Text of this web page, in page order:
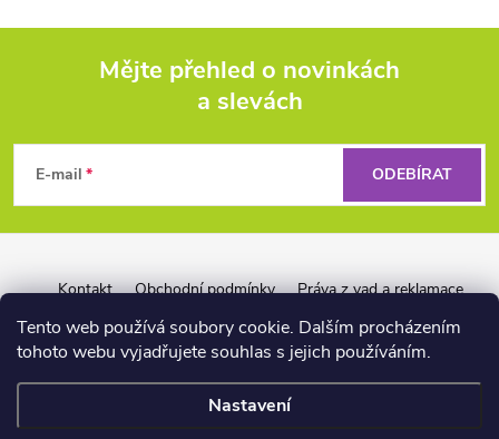
Tento web používá soubory cookie. Dalším procházením
tohoto webu vyjadřujete souhlas s jejich používáním.
Nastavení
p
a
Mějte přehled o novinkách
a slevách
E-mail ODEBÍRAT
Kontakt Obchodní podmínky
Práva z vad a reklamace
Záruka Liquid Force
Reklamační řád pro firmy